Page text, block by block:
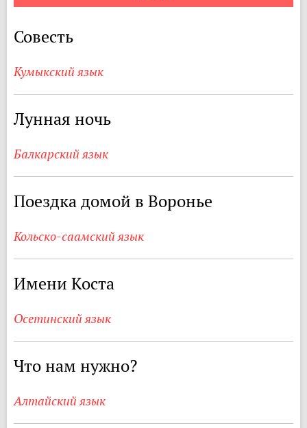
Совесть
Кумыкский язык
Лунная ночь
Балкарский язык
Поездка домой в Воронье
Кольско-саамский язык
Имени Коста
Осетинский язык
Что нам нужно?
Алтайский язык